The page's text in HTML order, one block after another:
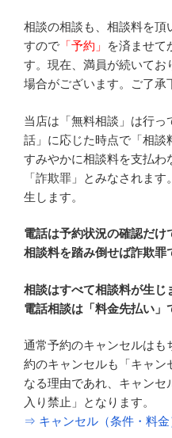
相談の相談も、相談料を頂
すので 「予約」 を済ませて
す。現在、満員が続いてお
場合がございます。ご了承
当店は「無料相談」は行っ
話」に応じた時点で「相談
すみやかに相談料を支払わ
「詐欺罪」とみなされま
生します。
電話は予約状況の確認だけ
相談料を踏み倒せば詐欺罪
相談はすべて相談料が生じ
電話相談は「料金先払い」
通常予約のキャンセルはも
約のキャンセルも「キャン
なる理由であれ、キャンセ
入り禁止」となります。
⇒ キャンセル（条件・料金